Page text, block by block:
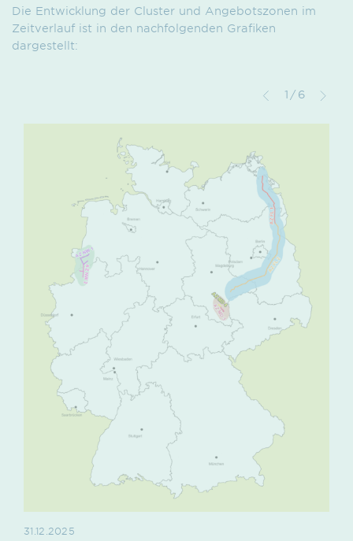
Die Entwicklung der Cluster und Angebotszonen im
Zeitverlauf ist in den nachfolgenden Grafiken
dargestellt:
1/6
31.12.2025